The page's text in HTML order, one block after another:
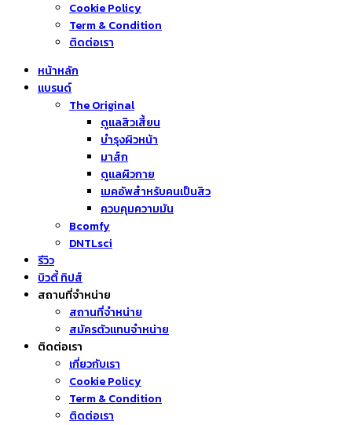
Cookie Policy
Term & Condition
ติดต่อเรา
หน้าหลัก
แบรนด์
The Original
ดูแลสิวเสี้ยน
บำรุงผิวหน้า
มาส์ก
ดูแลผิวกาย
เมคอัพสำหรับคนเป็นสิว
ควบคุมความมัน
Bcomfy
DNTLsci
รีวิว
บิวตี้ ทิปส์
สถานที่จำหน่าย
สถานที่จำหน่าย
สมัครตัวแทนจำหน่าย
ติดต่อเรา
เกี่ยวกับเรา
Cookie Policy
Term & Condition
ติดต่อเรา